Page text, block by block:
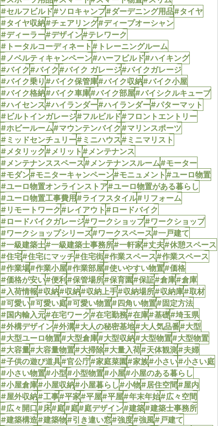
#セルフビルド#ソロキャンプ#ダーデニング用品#タイヤ
#タイヤ収納#チェアリング#ディープオーシャン
#ディーラー#デザイン#テレワーク
#トータルコーディネート#トレーニングルーム
#ノベルティキャンペーン#ハーフビルド#ハイキング
#バイク#バイク#バイク ガレージ#バイクガレージ
#バイク乗り#バイク保管庫#バイク収納#バイク小屋
#バイク格納#バイク車庫#バイク部屋#バイシクルキューブ
#ハイセンス#ハイランダー#ハイランダー#パターマット
#ビルトインガレージ#フルビルド#フロントエントリー
#ホビールーム#マウンテンバイク#マリンスポーツ
#ミッドセンチュリー#ミニハウス#ミニマリスト
#メタリック#メリット#メンテナンス
#メンテナンススペース#メンテナンスルーム#モーター
#モダン#モニターキャンペーン#モニュメント#ユーロ物置
#ユーロ物置オンラインストア#ユーロ物置がある暮らし
#ユーロ物置工事費用#ライフスタイル#リフォーム
#リモートワーク#レイアウト#ロードバイク
#ロードバイクガレージ#ワークショップ#ワークショップ
#ワークショップシリーズ#ワークスペース#一戸建て
#一級建築士#一級建築士事務所#一軒家#丈夫#休憩スペース
#住宅#住宅にマッチ#住宅街#作業スペース#作業スペース
#作業場#作業小屋#作業部屋#使いやすい物置#価格
#価格が安い#便利#保管場所#保育園#保証#倉庫#倉庫
#入荷情報#収納#収納#収納上手#収納場所#収納庫#取材
#可愛い#可愛い庭#可愛い物置#四角い物置#固定方法
#国内輸入元#在宅ワーク#在宅勤務#在庫#基礎#埼玉県
#外構デザイン#外溝#大人の秘密基地#大人気品番#大型
#大型ユーロ物置#大型倉庫#大型収納#大型物置#大型物置
#大容量#大容量物置#大掃除#大量入荷#天体観測#夫婦
#子供の遊び道具#官公庁#家庭菜園#家族#小さい#小さい庭
#小さい物置#小型#小型物置#小屋#小屋のある暮らし
#小屋倉庫#小屋収納#小屋暮らし#小物#居住空間#屋内
#屋外収納#工事#平家#平屋#平屋#年末年始#広々空間
#広々開口#床#庭#庭#庭デザイン#建築#建築士事務所
#建築構造#建築物#引き違い窓#強度#強風#戸建て